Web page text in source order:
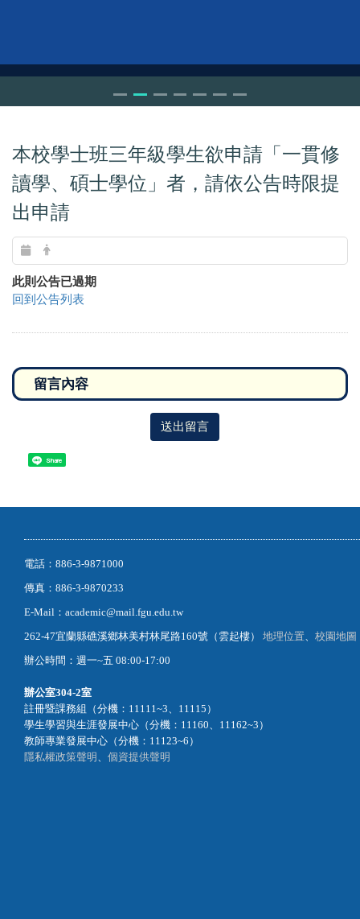
本校學士班三年級學生欲申請「一貫修
讀學、碩士學位」者，請依公告時限提
出申請
此則公告已過期
回到公告列表
送出留言
Share
電話：886-3-9871000
傳真：886-3-9870233
E-Mail：academic@mail.fgu.edu.tw
262-47宜蘭縣礁溪鄉林美村林尾路160號（雲起樓） 地理位置
校園地圖
辦公時間：週一~五 08:00-17:00
辦公室304-2室
註冊暨課務組（分機：11111~3、11115）
學生學習與生涯發展中心（分機：11160、11162~3）
教師專業發展中心（分機：11123~6）
隱私權政策聲明
個資提供聲明